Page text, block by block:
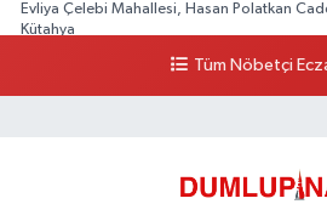
Evliya Çelebi Mahallesi, Hasan Polatkan
Kütahya
Yol Tarifi Al
Tüm Nöbetçi